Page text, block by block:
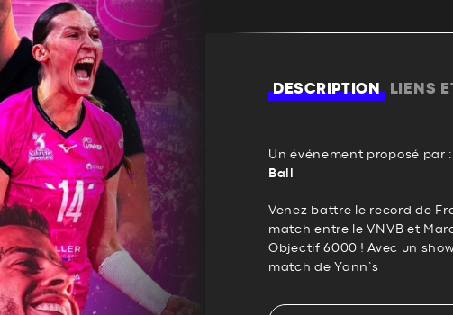
DESCRIPTION LIENS
Un événement proposé par :
Ball
Venez battre le record de
match entre le VNVB et
Objectif 6000 ! Avec un
match de Yann’s